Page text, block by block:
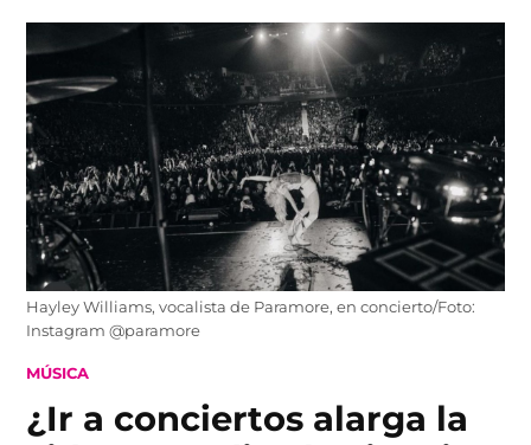
Hayley Williams, vocalista de Paramore, en concierto/Foto:
Instagram @paramore
POSTED
MÚSICA
¿Ir a conciertos alarga la